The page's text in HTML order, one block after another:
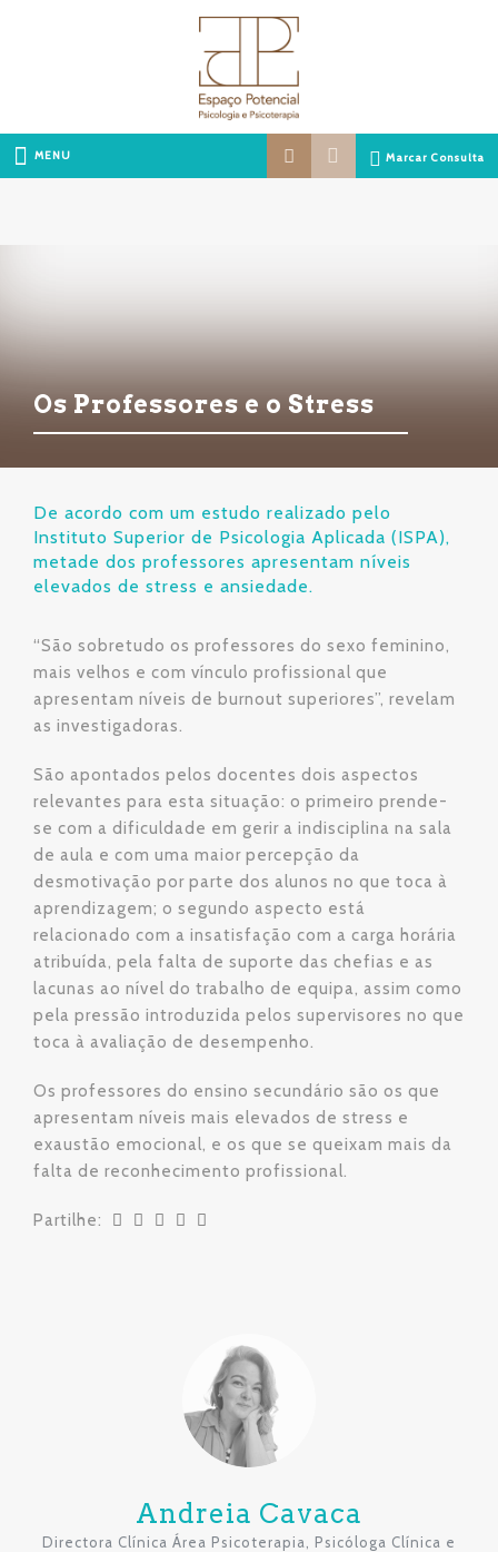
MENU Marcar Consulta
Os Professores e o Stress
De acordo com um estudo realizado pelo
Instituto Superior de Psicologia Aplicada (ISPA),
metade dos professores apresentam níveis
elevados de stress e ansiedade.
“São sobretudo os professores do sexo feminino,
mais velhos e com vínculo profissional que
apresentam níveis de burnout superiores”, revelam
as investigadoras.
São apontados pelos docentes dois aspectos
relevantes para esta situação: o primeiro prende-
se com a dificuldade em gerir a indisciplina na sala
de aula e com uma maior percepção da
desmotivação por parte dos alunos no que toca à
aprendizagem; o segundo aspecto está
relacionado com a insatisfação com a carga horária
atribuída, pela falta de suporte das chefias e as
lacunas ao nível do trabalho de equipa, assim como
pela pressão introduzida pelos supervisores no que
toca à avaliação de desempenho.
Os professores do ensino secundário são os que
apresentam níveis mais elevados de stress e
exaustão emocional, e os que se queixam mais da
falta de reconhecimento profissional.
Partilhe:
Andreia Cavaca
Directora Clínica Área Psicoterapia, Psicóloga Clínica e